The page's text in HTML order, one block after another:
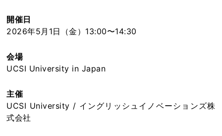
開催日
2026年5月1日（金）13:00〜14:30
会場
UCSI University in Japan
主催
UCSI University / イングリッシュイノベーションズ株
式会社